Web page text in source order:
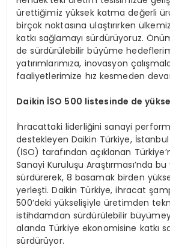
ürettiğimiz yüksek katma değerli
birçok noktasına ulaştırırken
katkı sağlamayı sürdürüyoruz.
de sürdürülebilir büyüme
yatırımlarımıza, inovasyon
faaliyetlerimize hız kesmeden
Daikin İSO 500 listesinde de
İhracattaki liderliğini sanayi
destekleyen Daikin Türkiye, İstanbul
(İSO) tarafından açıklanan
Sanayi Kuruluşu Araştırması’nda
sürdürerek, 8 basamak birden
yerleşti. Daikin Türkiye, ihracat
500’deki yükselişiyle üretimden
istihdamdan sürdürülebilir
alanda Türkiye ekonomisine katkı
sürdürüyor.